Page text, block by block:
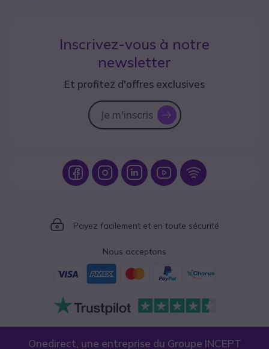
Inscrivez-vous à notre
newsletter
Et profitez d'offres exclusives
Je m'inscris icon
Icon IconIcon Icon Icon
Icon
Payez facilement et en toute sécurité
Nous acceptons
Onedirect, une entreprise du Groupe INCEPT